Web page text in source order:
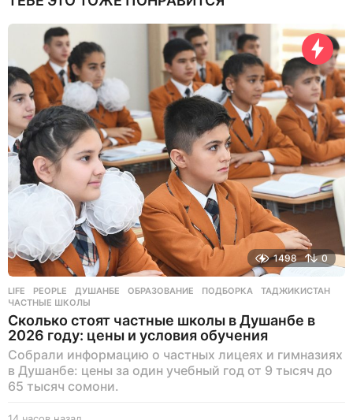
1498 0
LIFE ,PEOPLE ДУШАНБЕ ,ОБРАЗОВАНИЕ ,ПОДБОРКА ,ТАДЖИКИСТАН
ЧАСТНЫЕ ШКОЛЫ
Сколько стоят частные школы в Душанбе в
2026 году: цены и условия обучения
Собрали информацию о частных лицеях и гимназиях
в Душанбе: цены за один учебный год от 9 тысяч до
65 тысяч сомони.